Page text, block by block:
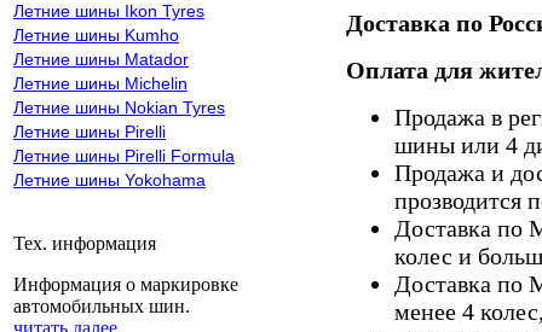
Летние шины Ikon Tyres
Летние шины Kumho
Летние шины Matador
Летние шины Michelin
Летние шины Nokian Tyres
Летние шины Pirelli
Летние шины Pirelli Formula
Летние шины Yokohama
Тех. информация
Информация о маркировке
автомобильных шин.
читать далее
Доставка по
Оплата для
Продажа в
шины или 4
Продажа и
прозводится
Доставка по
колес и
Доставка по
менее 4